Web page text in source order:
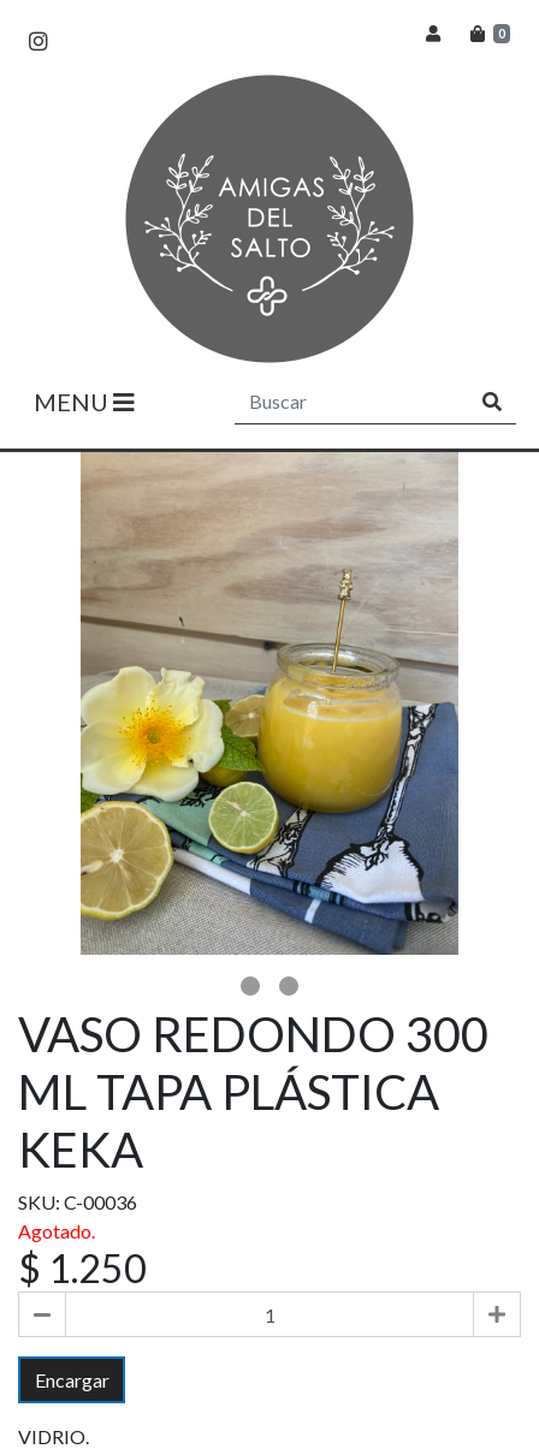
0
MENU
VASO REDONDO 300
ML TAPA PLÁSTICA
KEKA
SKU: C-00036
Agotado.
$ 1.250
Encargar
VIDRIO.